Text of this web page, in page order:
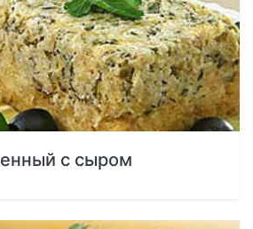
с сыром